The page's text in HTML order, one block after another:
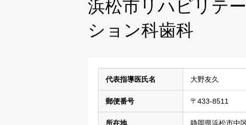
浜松市リハビリテ
ション科⻭科
代表指導医氏名 大野友久
郵便番号 〒433-8511
所在地 静岡県浜松市中